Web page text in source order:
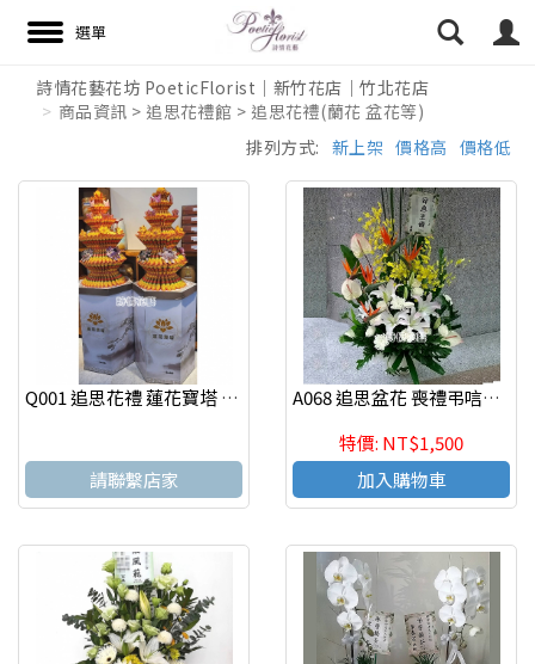
搜尋
詩情花藝花坊 PoeticFlorist｜新竹花店｜竹北花店
商品資訊 > 追思花禮館 > 追思花禮(蘭花 盆花等)
價格低
價格高
新上架
排列方式:
Q001 追思花禮 蓮花寶塔 新竹竹北代客送花
請聯繫店家
A068 追思盆花 喪禮弔唁盆花
特價: NT$1,500
加入購物車